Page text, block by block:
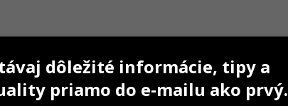
dôležité informácie, tipy a
priamo do e-mailu ako prvý.